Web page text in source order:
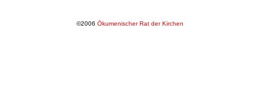
©2006 Ökumenischer Rat der Kirchen